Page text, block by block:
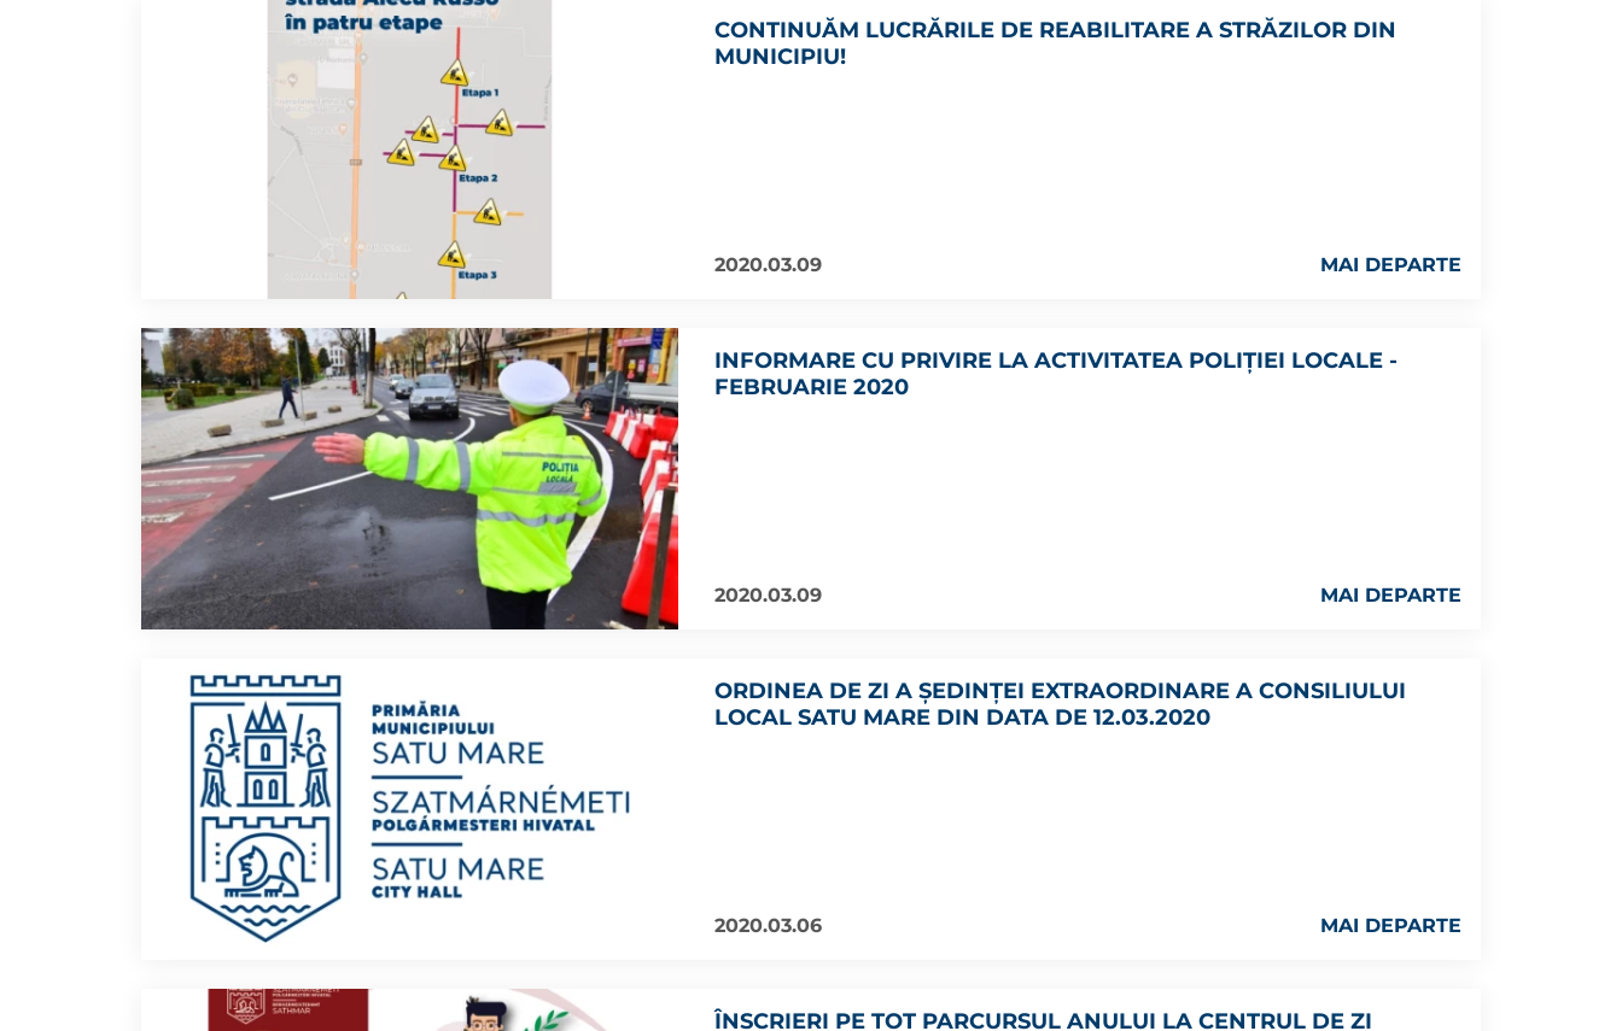
CONTINUĂM LUCRĂRILE DE REABILITARE A STRĂZILOR DIN
MUNICIPIU!
2020.03.09 MAI DEPARTE
INFORMARE CU PRIVIRE LA ACTIVITATEA POLIȚIEI LOCALE -
FEBRUARIE 2020
2020.03.09 MAI DEPARTE
ORDINEA DE ZI A ȘEDINȚEI EXTRAORDINARE A CONSILIULUI
LOCAL SATU MARE DIN DATA DE 12.03.2020
2020.03.06 MAI DEPARTE
ÎNSCRIERI PE TOT PARCURSUL ANULUI LA CENTRUL DE ZI